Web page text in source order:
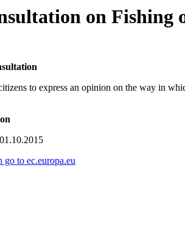
on Fishing
to express an opinion on the way in
to ec.europa.eu